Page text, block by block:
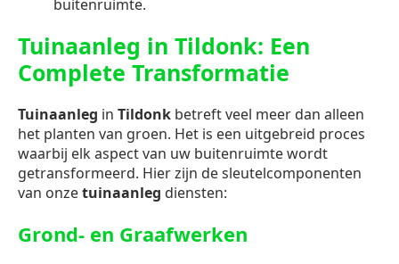
buitenruimte.
Tuinaanleg in Tildonk: Een
Complete Transformatie
Tuinaanleg in Tildonk betreft veel meer dan alleen
het planten van groen. Het is een uitgebreid proces
waarbij elk aspect van uw buitenruimte wordt
getransformeerd. Hier zijn de sleutelcomponenten
van onzetuinaanleg diensten:
Grond- en Graafwerken